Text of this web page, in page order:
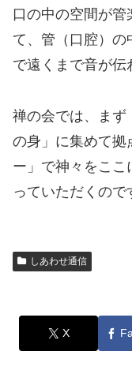
口の中の空間が管
て、管（口腔）
で遠くまで音が伝
禅の会では、まず
の身」に集めて拠
ー」で神々をここ
っていただくの
しあわせ通信
X